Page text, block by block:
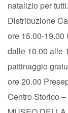
natalizio per
Distribuzione
ore 15.00-19.00
dalle 10.00 alle
pattinaggio
ore 20.00
Centro Storico